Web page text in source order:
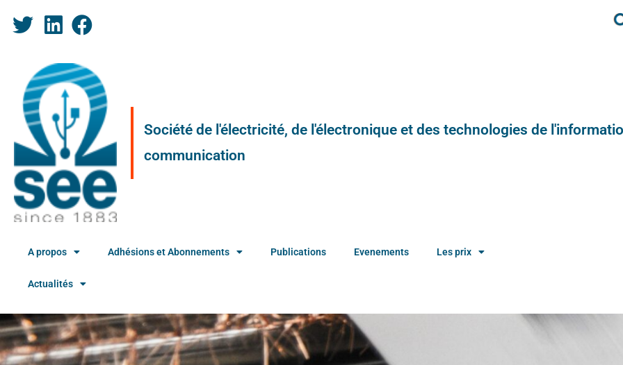
Société de l'électricité, de l'électronique et des technologies de
communication
A propos Adhésions et Abonnements Publications Evenements Les prix
Actualités